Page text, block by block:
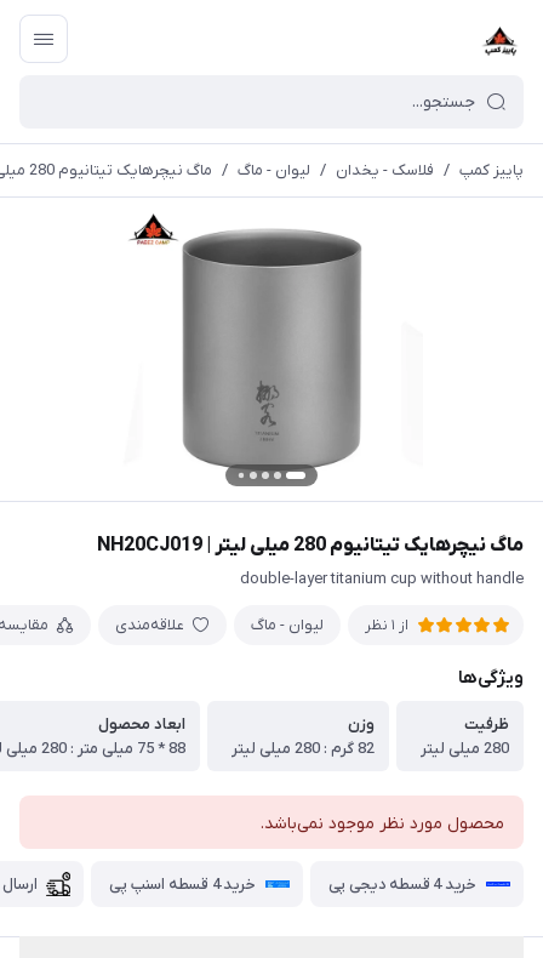
پاییز کمپ / فلاسک - یخدان / لیوان - ماگ / ماگ نیچرهایک تیتانیوم 280 میلی لیتر | NH20CJ019
ماگ نیچرهایک تیتانیوم 280 میلی لیتر | NH20CJ019
double-layer titanium cup without handle
از 1 نظر لیوان - ماگ علاقه‌مندی
ویژگی‌ها
ظرفیت
280 میلی لیتر
وزن
82 گرم : 280 میلی لیتر
ابعاد محصول
88 * 75 میلی متر : 280 میلی لیتر
محصول مورد نظر موجود نمی‌باشد.
خرید 4 قسطه دیجی پی خرید 4 قسطه اسنپ پی